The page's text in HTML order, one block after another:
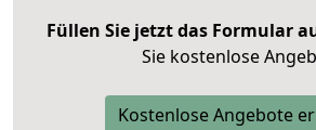
Füllen Sie jetzt das Formular
Sie kostenlose
Kostenlose Angebote